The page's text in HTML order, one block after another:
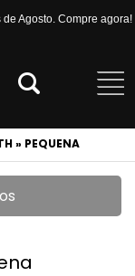
Agosto. Compre agora!
» PEQUENA